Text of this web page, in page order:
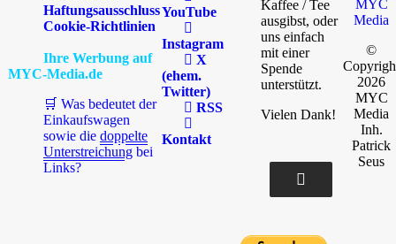
Haftungsausschluss
Cookie-Richtlinien
Ihre Werbung auf
MYC-Media.de
🛒 Was bedeutet der
Einkaufswagen
sowie die doppelte
Unterstreichung bei
Links?
YouTube
Instagram
X
(ehem.
Twitter)
RSS
Kontakt
Kaffee / Tee
ausgibst, oder
uns einfach
mit einer
Spende
unterstützt.
Vielen Dank!
MYC
Media
©
2026
MYC
Media
Inh.
Patrick
Seus